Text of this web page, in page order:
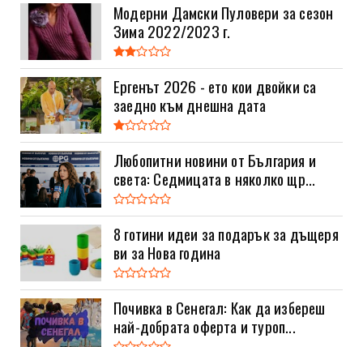
Модерни Дамски Пуловери за сезон
Зима 2022/2023 г.
Ергенът 2026 - ето кои двойки са
заедно към днешна дата
Любопитни новини от България и
света: Седмицата в няколко щр...
8 готини идеи за подарък за дъщеря
ви за Нова година
Почивка в Сенегал: Как да избереш
най-добрата оферта и туроп...